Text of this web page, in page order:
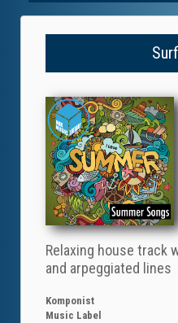
Relaxing house track
and arpeggiated lines
Komponist
Music Label